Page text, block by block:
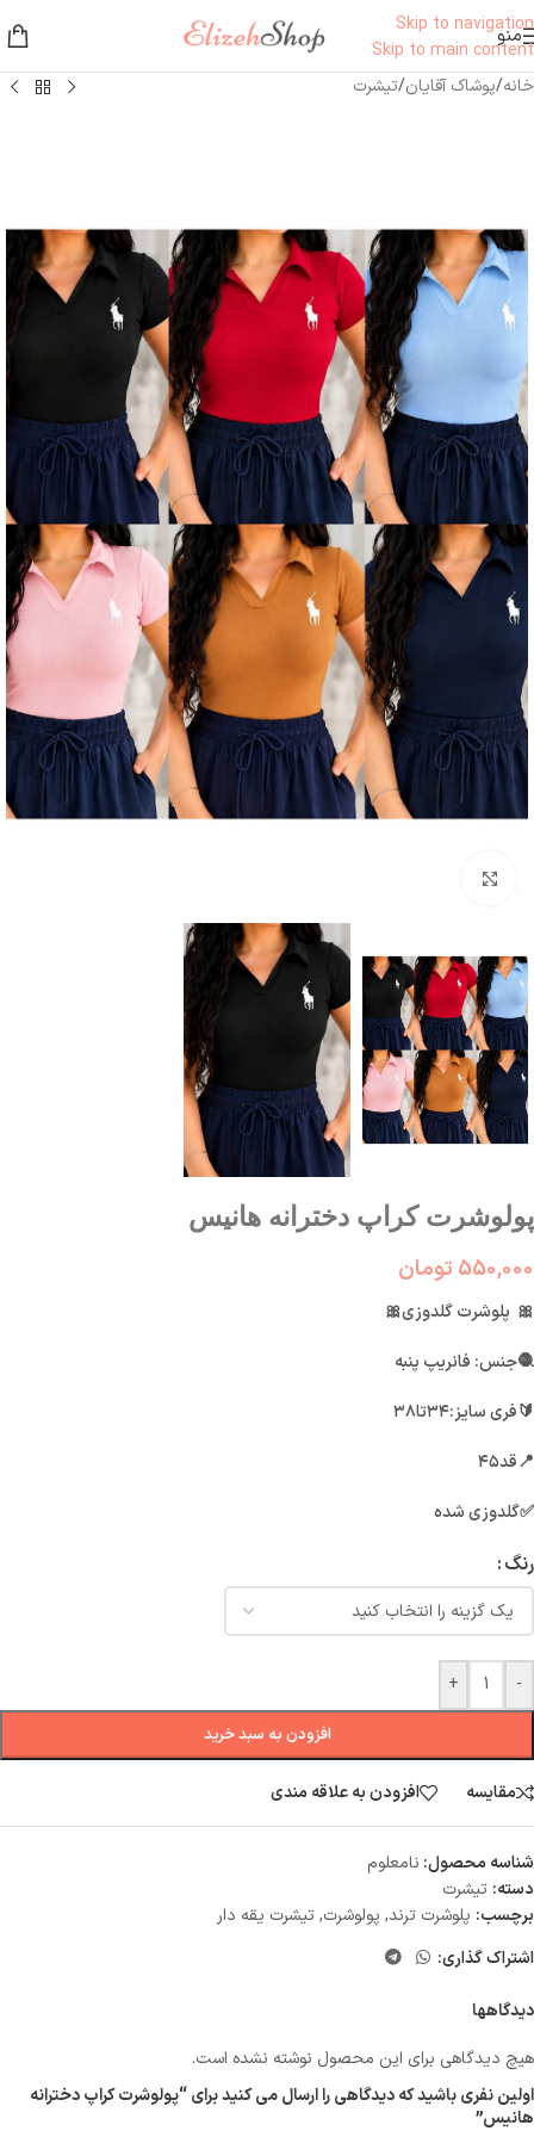
Skip to navigation
Skip to main content
منو
خانه/پوشاک آقایان/تیشرت
پولوشرت کراپ دخترانه هانیس
550,000 تومان
🎀 پلوشرت گلدوزی🎀
🧶جنس: فانریپ پنبه
🔰فری سایز:۳۴تا۳۸
📍قد۴۵
✅گلدوزی شده
رنگ
-
+
افزودن به سبد خرید
مقایسه افزودن به علاقه مندی
شناسه محصول: نامعلوم
دسته: تیشرت
برچسب: پلوشرت ترند, پولوشرت,تیشرت یقه دار
اشتراک گذاری:
دیدگاهها
هیچ دیدگاهی برای این محصول نوشته نشده است.
اولین نفری باشید که دیدگاهی را ارسال می کنید برای “پولوشرت کراپ دخترانه
هانیس”